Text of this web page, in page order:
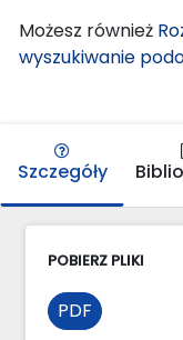
Możesz również
wyszukiwanie
Szczegóły
POBIERZ PLIKI
PDF